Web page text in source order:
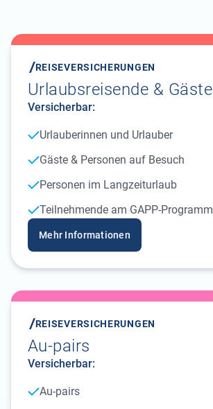
REISEVERSICHERUNGEN
Urlaubsreisende & Gäste
Versicherbar:
Urlauberinnen und Urlauber
Gäste & Personen auf Besuch
Personen im Langzeiturlaub
Teilnehmende am GAPP-Programm
Mehr Informationen
REISEVERSICHERUNGEN
Au-pairs
Versicherbar:
Au-pairs